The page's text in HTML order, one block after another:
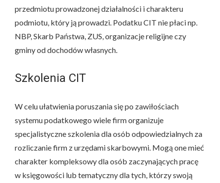
przedmiotu prowadzonej działalności i charakteru
podmiotu, który ją prowadzi. Podatku CIT nie płaci np.
NBP, Skarb Państwa, ZUS, organizacje religijne czy
gminy od dochodów własnych.
Szkolenia CIT
W celu ułatwienia poruszania się po zawiłościach
systemu podatkowego wiele firm organizuje
specjalistyczne szkolenia dla osób odpowiedzialnych za
rozliczanie firm z urzędami skarbowymi. Mogą one mieć
charakter kompleksowy dla osób zaczynających pracę
w księgowości lub tematyczny dla tych, którzy swoją